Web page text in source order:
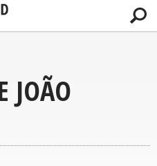
JOÃO